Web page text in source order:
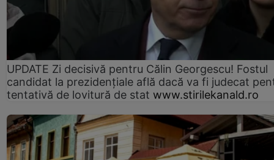
UPDATE Zi decisivă pentru Călin Georgescu! Fostul
candidat la prezidențiale află dacă va fi judecat
tentativă de lovitură de stat www.stirilekanald.ro